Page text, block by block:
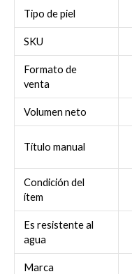
Tipo de piel
SKU
Formato de
venta
Volumen neto
Título manual
Condición del
ítem
Es resistente al
agua
Marca